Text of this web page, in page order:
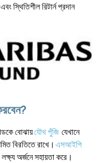
এবং স্থিতিশীল রিটার্ন প্রদান
বোঝায়যৌথ পুঁজি যেখানে
বিরতিতে রাখে। এসআইপি
লক্ষ্য অর্জনে সহায়তা করে।